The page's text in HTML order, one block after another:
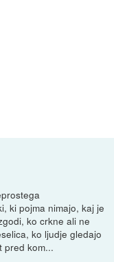
ki pojma nimajo, kaj je
ko crkne ali ne
ko ljudje gledajo
pred kom...